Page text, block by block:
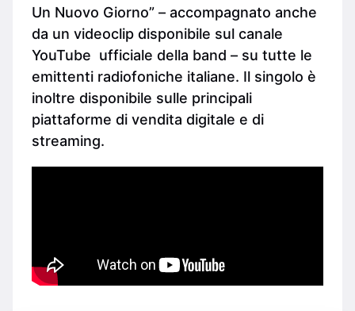
Un Nuovo Giorno” – accompagnato anche
da un videoclip disponibile sul canale
YouTube ufficiale della band – su tutte le
emittenti radiofoniche italiane. Il singolo è
inoltre disponibile sulle principali
piattaforme di vendita digitale e di
streaming.